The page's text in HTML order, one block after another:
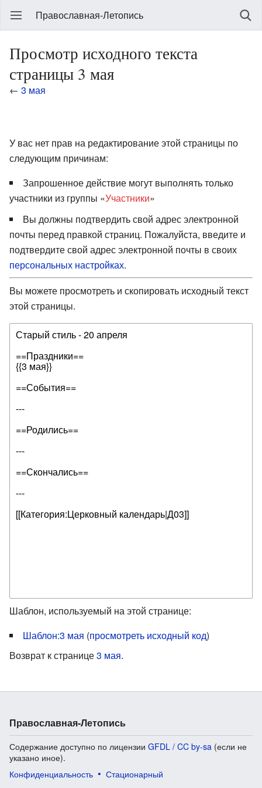
Православная-Летопись
Просмотр исходного текста
страницы 3 мая
← 3 мая
У вас нет прав на редактирование этой страницы по
следующим причинам:
Запрошенное действие могут выполнять только
участники из группы «Участники»
Вы должны подтвердить свой адрес электронной
почты перед правкой страниц. Пожалуйста, введите и
подтвердите свой адрес электронной почты в своих
персональных настройках.
Вы можете просмотреть и скопировать исходный текст
этой страницы.
Шаблон, используемый на этой странице:
Шаблон:3 мая (просмотреть исходный код)
Возврат к странице3 мая.
Православная-Летопись
Содержание доступно по лицензии GFDL / CC by-sa (если не
указано иное).
Конфиденциальность
Стационарный